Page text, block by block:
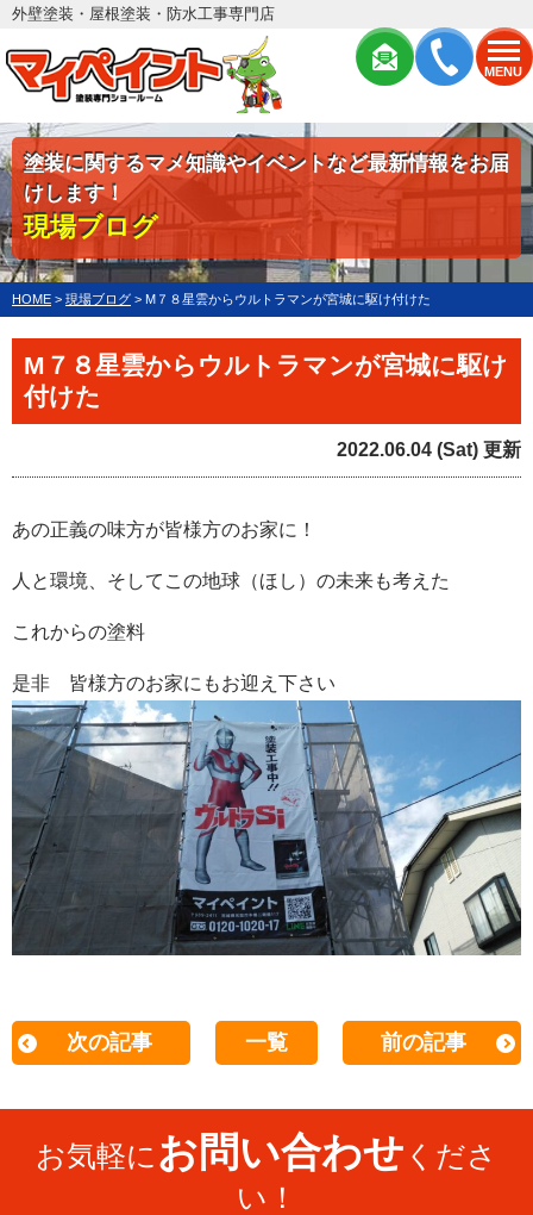
MENU
外壁塗装・屋根塗装・防水工事専門店
塗装に関するマメ知識やイベントなど最新情報をお届
けします！
現場ブログ
HOME > 現場ブログ > M７８星雲からウルトラマンが宮城に駆け付けた
M７８星雲からウルトラマンが宮城に駆け
付けた
2022.06.04 (Sat) 更新
あの正義の味方が皆様方のお家に！
人と環境、そしてこの地球（ほし）の未来も考えた
これからの塗料
是非 皆様方のお家にもお迎え下さい
次の記事 一覧 前の記事
お気軽に お問い合わせ くださ
い！